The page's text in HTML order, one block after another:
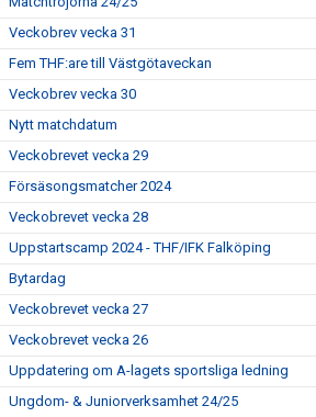
Veckobrev vecka 31
Fem THF:are till Västgötaveckan
Veckobrev vecka 30
Nytt matchdatum
Veckobrevet vecka 29
Försäsongsmatcher 2024
Veckobrevet vecka 28
Uppstartscamp 2024 - THF/IFK Falköping
Bytardag
Veckobrevet vecka 27
Veckobrevet vecka 26
Uppdatering om A-lagets sportsliga ledning
Ungdom- & Juniorverksamhet 24/25